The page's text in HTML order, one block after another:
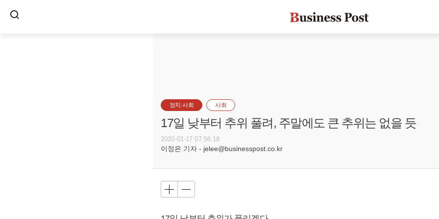
정치·사회 사회
17일 낮부터 추위 풀려, 주말에도 큰 추위는 없을 듯
2020-01-17 07:56:18
이정은 기자 - jelee@businesspost.co.kr